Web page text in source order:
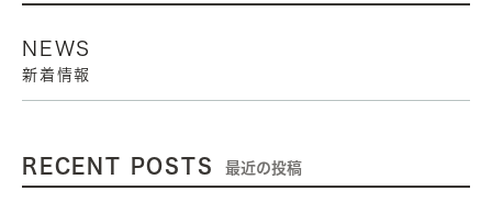
NEWS
新着情報
RECENT POSTS 最近の投稿